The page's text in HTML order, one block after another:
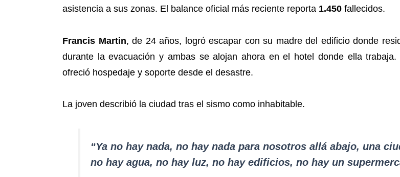
asistencia a sus zonas. El balance oficial más reciente reporta 1.450 fallecidos.
Francis Martin, de 24 años, logró escapar con su madre del edificio donde
durante la evacuación y ambas se alojan ahora en el hotel donde ella
ofreció hospedaje y soporte desde el desastre.
La joven describió la ciudad tras el sismo como inhabitable.
“Ya no hay nada, no hay nada para nosotros allá abajo, una
no hay agua, no hay luz, no hay edificios, no hay un